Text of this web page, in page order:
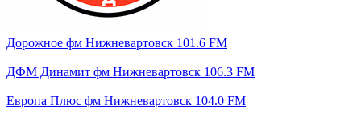
Дорожное фм Нижневартовск 101.6 FM
ДФМ Динамит фм Нижневартовск 106.3 FM
Европа Плюс фм Нижневартовск 104.0 FM